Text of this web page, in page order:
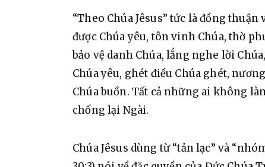
“Theo Chúa Jêsus” tức là đồng
được Chúa yêu, tôn vinh Chúa, thờ
bảo vệ danh Chúa, lắng nghe lời
Chúa yêu, ghét điều Chúa ghét,
Chúa buồn. Tất cả những ai không
chống lại Ngài.
Chúa Jêsus dùng từ “tản lạc” và